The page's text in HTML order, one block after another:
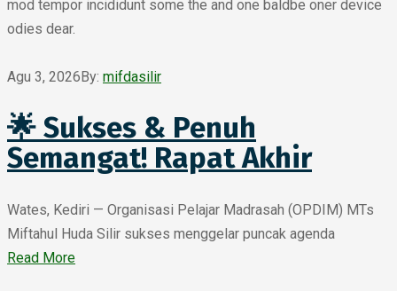
mod tempor incididunt some the and one baldbe oner device
odies dear.
Agu 3, 2026By: mifdasilir
🌟 Sukses & Penuh
Semangat! Rapat Akhir
Wates, Kediri — Organisasi Pelajar Madrasah (OPDIM) MTs
Miftahul Huda Silir sukses menggelar puncak agenda
Read More